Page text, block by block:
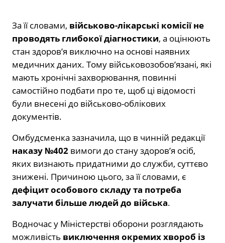
За її словами, військово-лікарські комісії не
проводять глибокої діагностики, а оцінюють
стан здоров’я виключно на основі наявних
медичних даних. Тому військовозобов’язані, які
мають хронічні захворювання, повинні
самостійно подбати про те, щоб ці відомості
були внесені до військово-облікових
документів.
Омбудсменка зазначила, що в чинній редакції
наказу №402 вимоги до стану здоров’я осіб,
яких визнають придатними до служби, суттєво
знижені. Причиною цього, за її словами, є
дефіцит особового складу та потреба
залучати більше людей до війська.
Водночас у Міністерстві оборони розглядають
можливість виключення окремих хвороб із